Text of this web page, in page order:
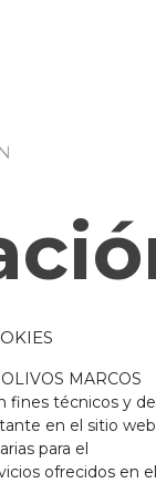
MARCOS
fines técnicos y de
en el sitio
para el
ofrecidos en el